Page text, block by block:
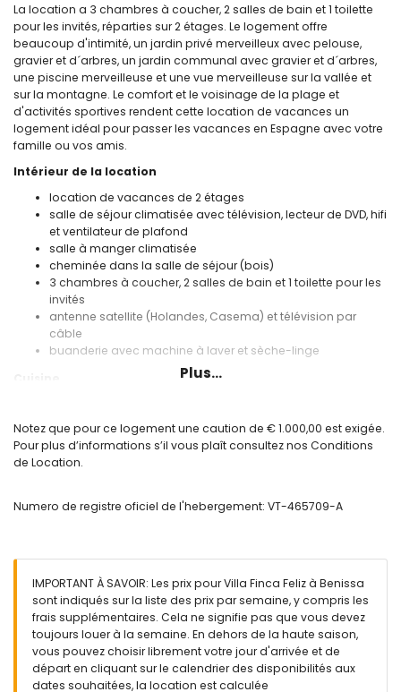
La location a 3 chambres à coucher, 2 salles de bain et 1 toilette
pour les invités, réparties sur 2 étages. Le logement offre
beaucoup d'intimité, un jardin privé merveilleux avec pelouse,
gravier et d´arbres, un jardin communal avec gravier et d´arbres,
une piscine merveilleuse et une vue merveilleuse sur la vallée et
sur la montagne. Le comfort et le voisinage de la plage et
d'activités sportives rendent cette location de vacances un
logement idéal pour passer les vacances en Espagne avec votre
famille ou vos amis.
Intérieur de la location
location de vacances de 2 étages
salle de séjour climatisée avec télévision, lecteur de DVD, hifi
et ventilateur de plafond
salle à manger climatisée
cheminée dans la salle de séjour (bois)
3 chambres à coucher, 2 salles de bain et 1 toilette pour les
invités
antenne satellite (Holandes, Casema) et télévision par
câble
buanderie avec machine à laver et sèche-linge
électrique, lave-vaisselle, refrigérateur, cafetière électrique,
mixeur, grille-pain, presse-citron et fontaine d'eau
Chambres à coucher et salles de bain
ventilateur
chambre à coucher climatisée avec 2 lits simples (de 190 x
80cm) et ventilateur
salle de bain avec double lavabo, douche, toilette et
sèche-cheveux
salle de bain avec lavabo simple, douche et toilette
Extérieur de la location
grand terrain
Plus...
Notez que pour ce logement une caution de € 1.000,00 est exigée.
Pour plus d’informations s’il vous plaît consultez nos Conditions
de Location.
Numero de registre oficiel de l'hebergement: VT-465709-A
IMPORTANT À SAVOIR: Les prix pour Villa Finca Feliz à Benissa
sont indiqués sur la liste des prix par semaine, y compris les
frais supplémentaires. Cela ne signifie pas que vous devez
toujours louer à la semaine. En dehors de la haute saison,
vous pouvez choisir librement votre jour d'arrivée et de
départ en cliquant sur le calendrier des disponibilités aux
dates souhaitées, la location est calculée